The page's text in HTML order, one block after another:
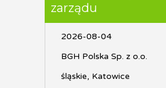
zarządu
2026-08-04
BGH Polska Sp. z o.o.
śląskie, Katowice